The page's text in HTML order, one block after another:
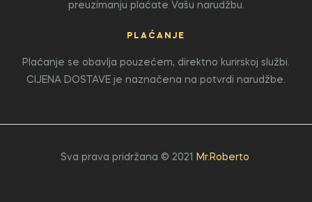
preuzimanju plaćate Vašu narudžbu.
PLAĆANJE
Plaćanje se obavlja pouzećem, direktno kurirskoj službi.
CIJENA DOSTAVE je naznačena na potvrdi narudžbe.
Sva prava pridržana © 2021 Mr.Roberto